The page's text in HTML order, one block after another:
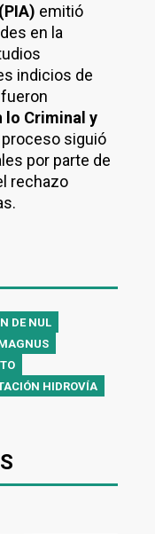
emitió
en la
indicios de
lo Criminal y
proceso siguió
por parte de
rechazo
DE NUL
HIDROVÍA